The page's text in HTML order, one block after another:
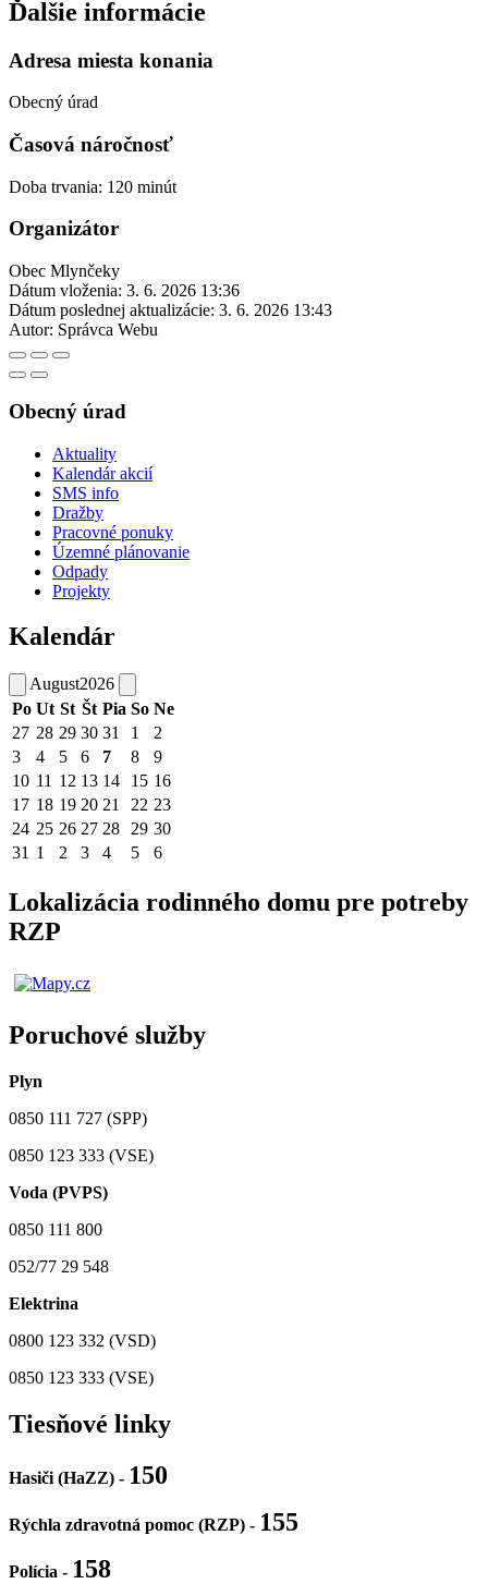
Ďalšie informácie
Adresa miesta konania
Obecný úrad
Časová náročnosť
Doba trvania: 120 minút
Organizátor
Obec Mlynčeky
Dátum vloženia: 3. 6. 2026 13:36
Dátum poslednej aktualizácie: 3. 6. 2026 13:43
Autor: Správca Webu
Obecný úrad
Aktuality
Kalendár akcií
SMS info
Dražby
Pracovné ponuky
Územné plánovanie
Odpady
Projekty
Kalendár
August2026
Po Ut St Št Pia So Ne
27 28 29 30 31 1
2
3
4 5 6 7 8
9
10 11 12 13 14 15 16
17 18 19 20 21 22 23
24 25 26 27 28 29 30
31 1 2 3 4 5 6
Lokalizácia rodinného domu pre potreby
RZP
Poruchové služby
Plyn
0850 111 727 (SPP)
0850 123 333 (VSE)
Voda (PVPS)
0850 111 800
052/77 29 548
Elektrina
0800 123 332 (VSD)
0850 123 333 (VSE)
Tiesňové linky
Hasiči (HaZZ) - 150
Rýchla zdravotná pomoc (RZP) - 155
Polícia - 158